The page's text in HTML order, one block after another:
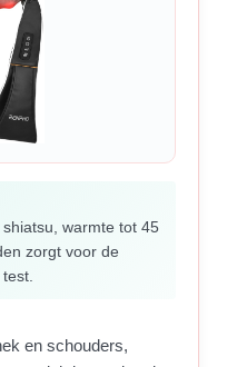
warmte tot 45
zorgt voor de
en schouders,